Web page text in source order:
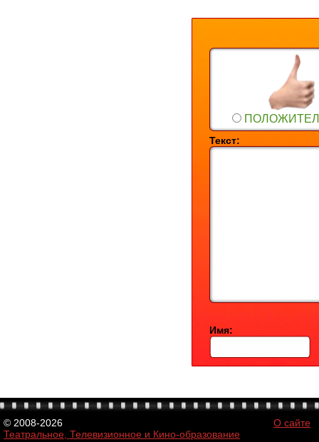
Текст:
Имя:
© 2008-2026
Театральное, Телевизионное и Кино-образование
О сайте